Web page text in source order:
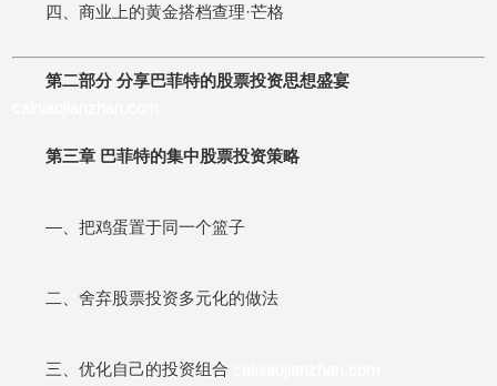
四、商业上的黄金搭档查理·芒格
第二部分 分享巴菲特的股票投资思想盛宴
第三章 巴菲特的集中股票投资策略
—、把鸡蛋置于同一个篮子
二、舍弃股票投资多元化的做法
三、优化自己的投资组合